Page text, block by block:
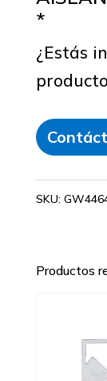
*
¿Estás
SKU:
Productos